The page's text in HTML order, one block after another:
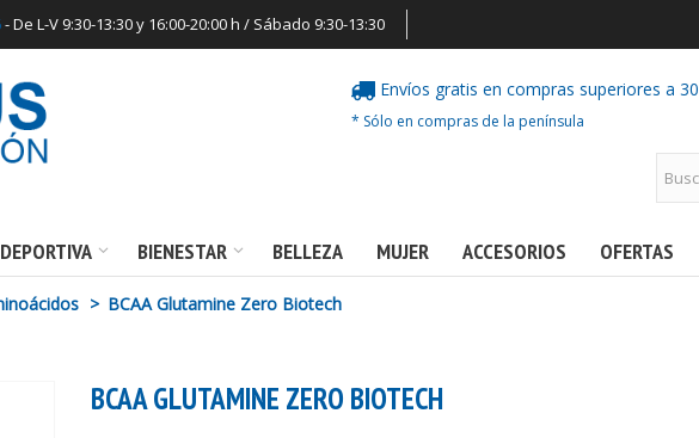
- De L-V 9:30-13:30 y 16:00-20:00 h / Sábado 9:30-13:30
Envíos gratis en compras superiores a
* Sólo en compras de la península
BIENESTAR BELLEZA MUJER ACCESORIOS OFERTAS
> BCAA Glutamine Zero Biotech
BCAA GLUTAMINE ZERO BIOTECH